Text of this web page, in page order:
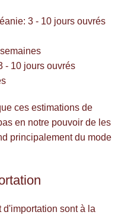
3 - 10 jours ouvrés
- 10 jours ouvrés
ces estimations de
en notre pouvoir de les
principalement du mode
d'importation sont à la